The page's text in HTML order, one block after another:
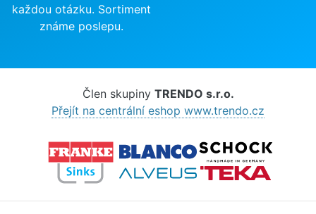
každou otázku. Sortiment
známe poslepu.
Člen skupiny TRENDO s.r.o.
Přejít na centrální eshop www.trendo.cz